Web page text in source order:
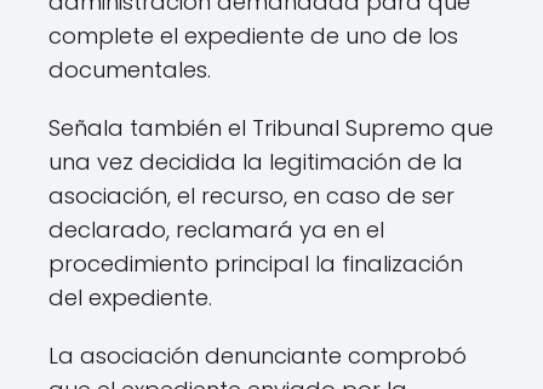
complete el expediente de uno de los
documentales.
Señala también el Tribunal Supremo que
una vez decidida la legitimación de la
asociación, el recurso, en caso de ser
declarado, reclamará ya en el
procedimiento principal la finalización
del expediente.
La asociación denunciante comprobó